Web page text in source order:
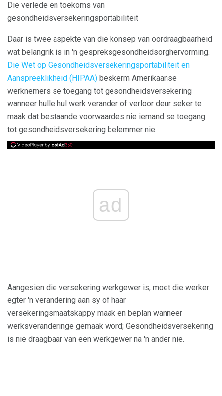
Die verlede en toekoms van
gesondheidsversekeringsportabiliteit
Daar is twee aspekte van die konsep van oordraagbaarheid
wat belangrik is in 'n gespreksgesondheidsorghervorming.
Die Wet op Gesondheidsversekeringsportabiliteit en
Aanspreeklikheid (HIPAA) beskerm Amerikaanse
werknemers se toegang tot gesondheidsversekering
wanneer hulle hul werk verander of verloor deur seker te
maak dat bestaande voorwaardes nie iemand se toegang
tot gesondheidsversekering belemmer nie.
ad
Aangesien die versekering werkgewer is, moet die werker
egter 'n verandering aan sy of haar
versekeringsmaatskappy maak en beplan wanneer
werksveranderinge gemaak word; Gesondheidsversekering
is nie draagbaar van een werkgewer na 'n ander nie.